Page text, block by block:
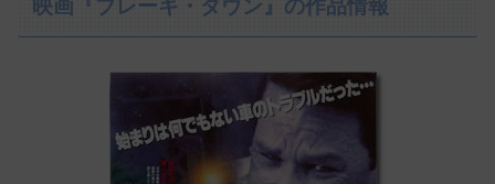
映画『ブレーキ・ダウン』の作品情報